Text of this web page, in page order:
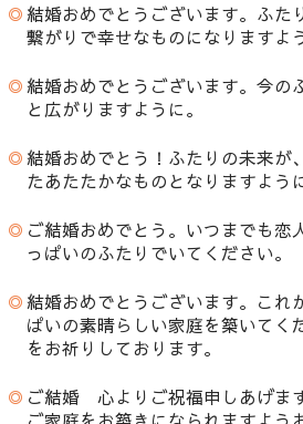
◎結婚おめでとうございます。ふた
繋がりで幸せなものになりますよ
◎結婚おめでとうございます。今の
と広がりますように。
◎結婚おめでとう！ふたりの未来が
たあたたかなものとなりますよう
◎ ご結婚おめでとう。いつまでも
っぱいのふたりでいてください。
◎結婚おめでとうございます。こ
ぱいの素晴らしい家庭を築いてく
をお祈りしております。
◎ ご結婚 心よりご祝福申しあげま